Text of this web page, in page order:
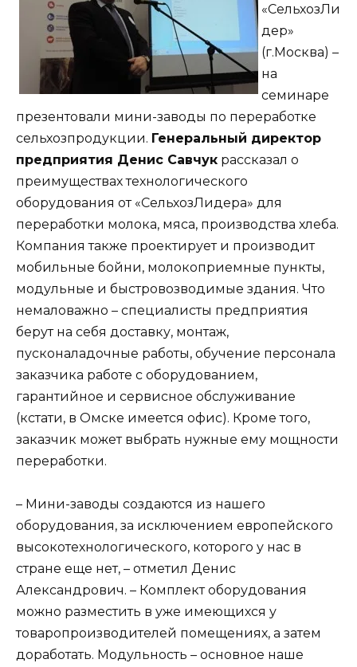
«СельхозЛи
дер»
(г.Москва) –
на
семинаре
презентовали мини-заводы по переработке
сельхозпродукции. Генеральный директор
предприятия Денис Савчук рассказал о
преимуществах технологического
оборудования от «СельхозЛидера» для
переработки молока, мяса, производства хлеба.
Компания также проектирует и производит
мобильные бойни, молокоприемные пункты,
модульные и быстровозводимые здания. Что
немаловажно – специалисты предприятия
берут на себя доставку, монтаж,
пусконаладочные работы, обучение персонала
заказчика работе с оборудованием,
гарантийное и сервисное обслуживание
(кстати, в Омске имеется офис). Кроме того,
заказчик может выбрать нужные ему мощности
переработки.
– Мини-заводы создаются из нашего
оборудования, за исключением европейского
высокотехнологического, которого у нас в
стране еще нет, – отметил Денис
Александрович. – Комплект оборудования
можно разместить в уже имеющихся у
товаропроизводителей помещениях, а затем
доработать. Модульность – основное наше